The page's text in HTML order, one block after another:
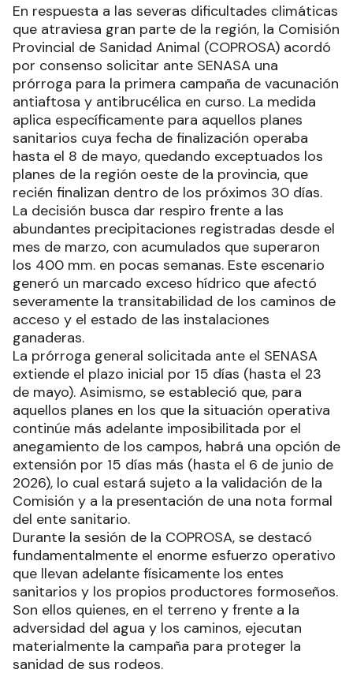
En respuesta a las severas dificultades climáticas
que atraviesa gran parte de la región, la Comisión
Provincial de Sanidad Animal (COPROSA) acordó
por consenso solicitar ante SENASA una
prórroga para la primera campaña de vacunación
antiaftosa y antibrucélica en curso. La medida
aplica específicamente para aquellos planes
sanitarios cuya fecha de finalización operaba
hasta el 8 de mayo, quedando exceptuados los
planes de la región oeste de la provincia, que
recién finalizan dentro de los próximos 30 días.
La decisión busca dar respiro frente a las
abundantes precipitaciones registradas desde el
mes de marzo, con acumulados que superaron
los 400 mm. en pocas semanas. Este escenario
generó un marcado exceso hídrico que afectó
severamente la transitabilidad de los caminos de
acceso y el estado de las instalaciones
ganaderas.
La prórroga general solicitada ante el SENASA
extiende el plazo inicial por 15 días (hasta el 23
de mayo). Asimismo, se estableció que, para
aquellos planes en los que la situación operativa
continúe más adelante imposibilitada por el
anegamiento de los campos, habrá una opción de
extensión por 15 días más (hasta el 6 de junio de
2026), lo cual estará sujeto a la validación de la
Comisión y a la presentación de una nota formal
del ente sanitario.
Durante la sesión de la COPROSA, se destacó
fundamentalmente el enorme esfuerzo operativo
que llevan adelante físicamente los entes
sanitarios y los propios productores formoseños.
Son ellos quienes, en el terreno y frente a la
adversidad del agua y los caminos, ejecutan
materialmente la campaña para proteger la
sanidad de sus rodeos.